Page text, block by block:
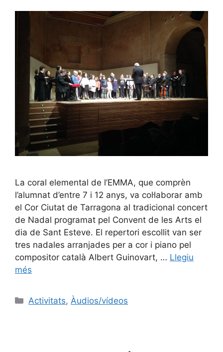
La coral elemental de l’EMMA, que comprèn
l’alumnat d’entre 7 i 12 anys, va col·laborar amb
el Cor Ciutat de Tarragona al tradicional concert
de Nadal programat pel Convent de les Arts el
dia de Sant Esteve. El repertori escollit van ser
tres nadales arranjades per a cor i piano pel
compositor català Albert Guinovart, … Llegiu
més
Activitats, Àudios/vídeos